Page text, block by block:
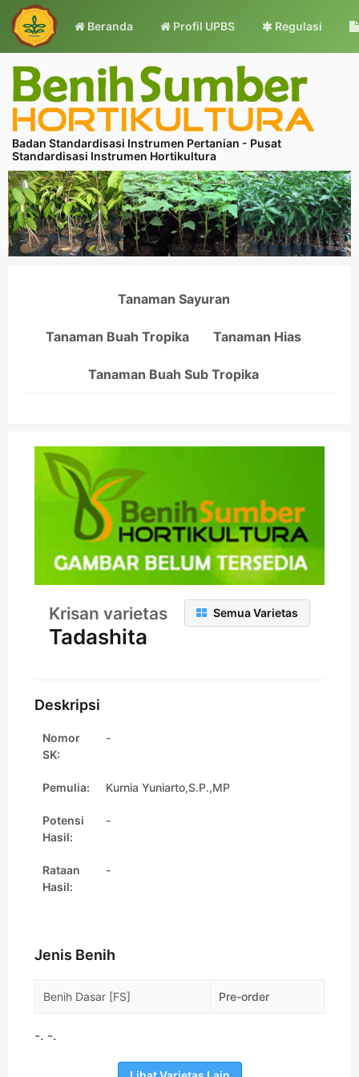
Beranda Profil UPBS Regulasi
Badan Standardisasi Instrumen Pertanian - Pusat
Standardisasi Instrumen Hortikultura
Tanaman Sayuran
Tanaman Buah Tropika Tanaman Hias
Tanaman Buah Sub Tropika
Semua Varietas
Krisan varietas
Tadashita
Deskripsi
Nomor
SK:
-
Pemulia: Kurnia Yuniarto,S.P.,MP
Potensi
Hasil:
-
Rataan
Hasil:
-
Jenis Benih
Benih Dasar [FS] Pre-order
-. -.